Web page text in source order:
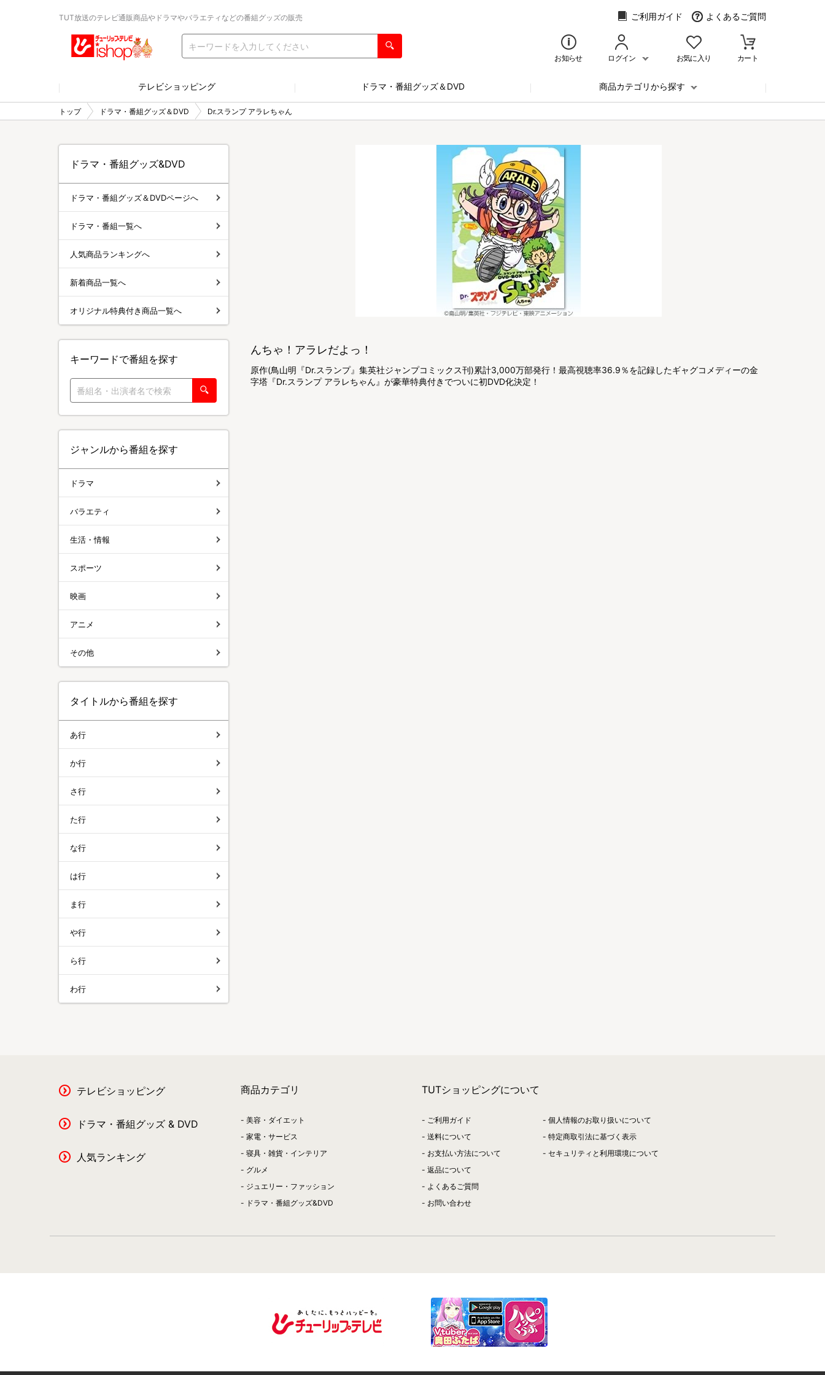
TUT放送のテレビ通販商品やドラマやバラエティなどの番組グッズの販売 ご利用ガイド よくあるご質問
お知らせ ログイン お気に入り カート
テレビショッピング ドラマ・番組グッズ＆DVD 商品カテゴリから探す
トップ ドラマ・番組グッズ＆DVD Dr.スランプ アラレちゃん
んちゃ！アラレだよっ！
原作(鳥山明『Dr.スランプ』集英社ジャンプコミックス刊)累計3,000万部発行！最高視聴率36.9％を記録したギャグコメディーの金
字塔『Dr.スランプ アラレちゃん』が豪華特典付きでついに初DVD化決定！
ドラマ・番組グッズ&DVD
ドラマ・番組グッズ＆DVDページへ
ドラマ・番組一覧へ
人気商品ランキングへ
新着商品一覧へ
オリジナル特典付き商品一覧へ
キーワードで番組を探す
ジャンルから番組を探す
ドラマ
バラエティ
生活・情報
スポーツ
映画
アニメ
その他
タイトルから番組を探す
あ行
か行
さ行
た行
な行
は行
ま行
や行
ら行
わ行
テレビショッピング
ドラマ・番組グッズ & DVD
人気ランキング
商品カテゴリ
美容・ダイエット
家電・サービス
寝具・雑貨・インテリア
グルメ
ジュエリー・ファッション
ドラマ・番組グッズ&DVD
TUTショッピングについて
ご利用ガイド
送料について
お支払い方法について
返品について
よくあるご質問
お問い合わせ
個人情報のお取り扱いについて
特定商取引法に基づく表示
セキュリティと利用環境について